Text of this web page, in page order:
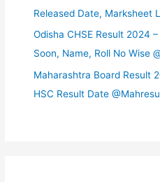
Released Date, Marksheet
Odisha CHSE Result 2024
Soon, Name, Roll No Wise
Maharashtra Board Result
HSC Result Date